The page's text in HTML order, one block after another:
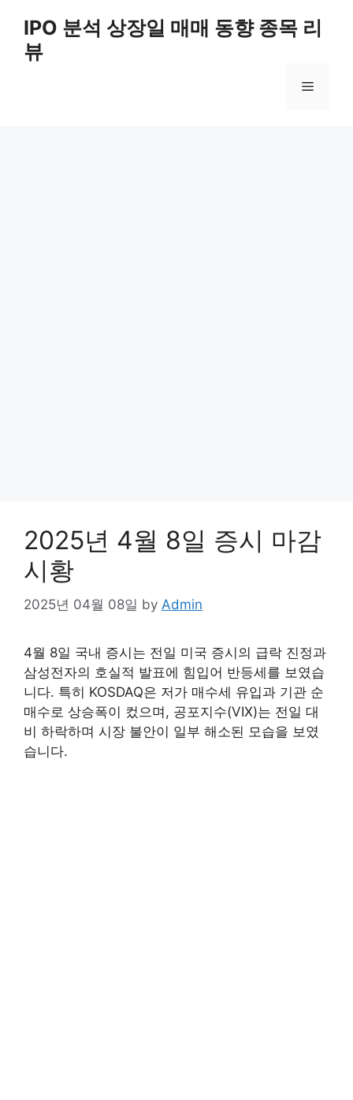
content
IPO 분석 상장일 매매 동향 종목 리
뷰
Menu
2025년 4월 8일 증시 마감
시황
2025년 04월 08일 by Admin
4월 8일 국내 증시는 전일 미국 증시의 급락 진정과
삼성전자의 호실적 발표에 힘입어 반등세를 보였습
니다. 특히 KOSDAQ은 저가 매수세 유입과 기관 순
매수로 상승폭이 컸으며, 공포지수(VIX)는 전일 대
비 하락하며 시장 불안이 일부 해소된 모습을 보였
습니다.